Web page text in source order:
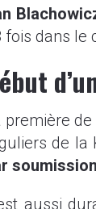
fois dans le
première
de la
aussi